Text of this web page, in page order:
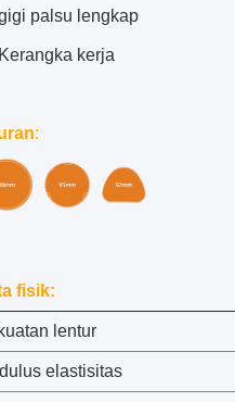
palsu lengkap
Kerangka kerja
:
fisik:
lentur
elastisitas